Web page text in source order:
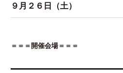
９月２６日（土）
＝＝＝開催会場＝＝＝